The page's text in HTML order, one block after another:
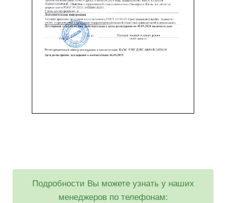
Подробности Вы можете узнать у наших
менеджеров по телефонам: